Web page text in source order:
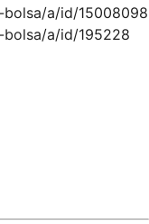
a/id/15008098
a/id/195228